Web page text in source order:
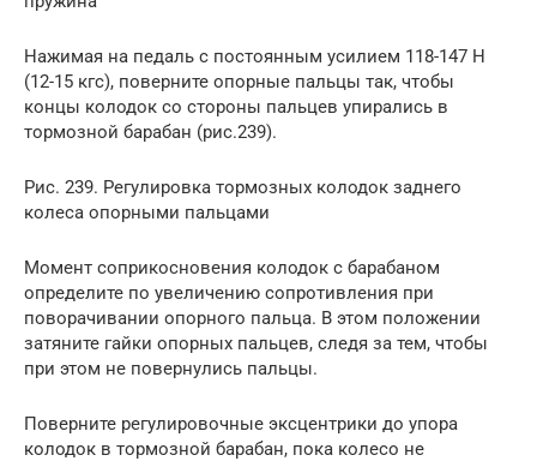
Нажимая на педаль с постоянным усилием 118-147 Н
(12-15 кгс), поверните опорные пальцы так, чтобы
концы колодок со стороны пальцев упирались в
тормозной барабан (рис.239).
Рис. 239. Регулировка тормозных колодок заднего
колеса опорными пальцами
Момент соприкосновения колодок с барабаном
определите по увеличению сопротивления при
поворачивании опорного пальца. В этом положении
затяните гайки опорных пальцев, следя за тем, чтобы
при этом не повернулись пальцы.
Поверните регулировочные эксцентрики до упора
колодок в тормозной барабан, пока колесо не